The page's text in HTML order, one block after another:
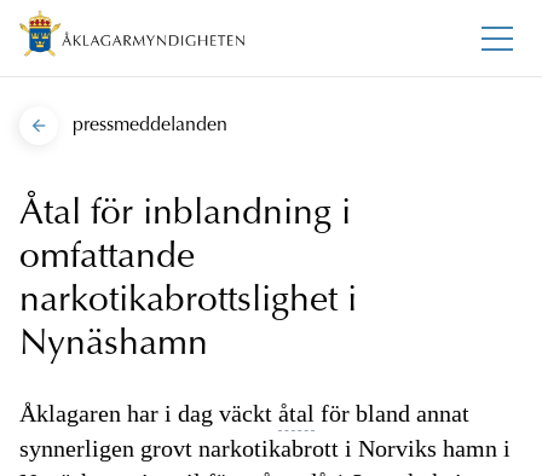
pressmeddelanden
Åtal för inblandning i
omfattande
narkotikabrottslighet i
Nynäshamn
Åklagaren har i dag väckt åtal för bland annat
synnerligen grovt narkotikabrott i Norviks hamn i